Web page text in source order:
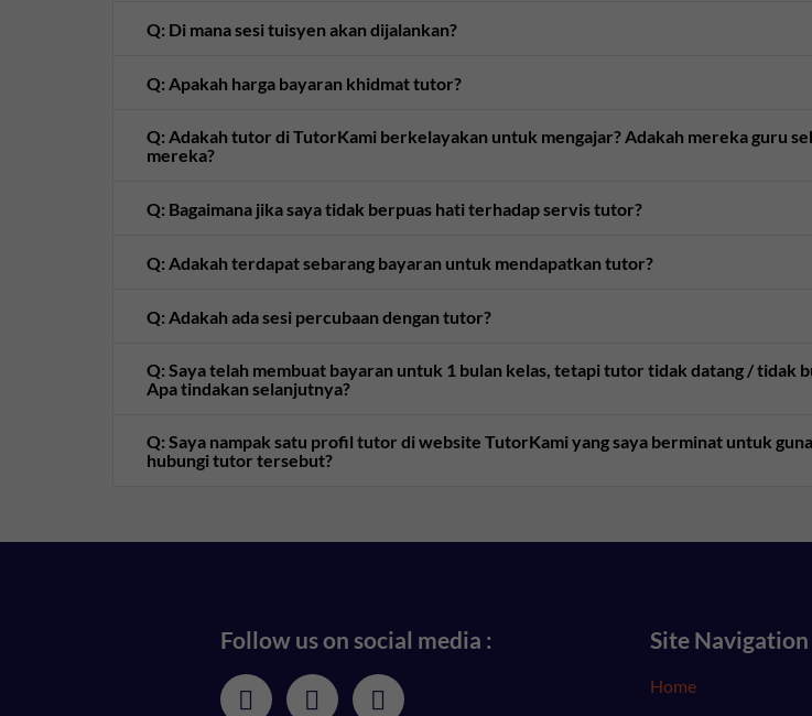
Q: Di mana sesi tuisyen akan dijalankan?
Q: Apakah harga bayaran khidmat tutor?
Q: Adakah tutor di TutorKami berkelayakan untuk mengajar? Adakah mereka guru
mereka?
Q: Bagaimana jika saya tidak berpuas hati terhadap servis tutor?
Q: Adakah terdapat sebarang bayaran untuk mendapatkan tutor?
Q: Adakah ada sesi percubaan dengan tutor?
Q: Saya telah membuat bayaran untuk 1 bulan kelas, tetapi tutor tidak datang / tidak
Apa tindakan selanjutnya?
Q: Saya nampak satu profil tutor di website TutorKami yang saya berminat untuk
hubungi tutor tersebut?
Follow us on social media : Site Navigation
Home